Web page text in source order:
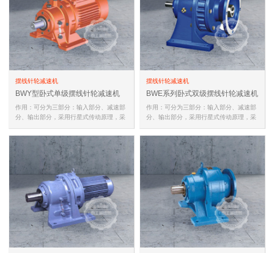
摆线针轮减速机
BWY型卧式单级摆线针轮减速机
作用：可分为三部分：输入部分、减速部
分、输出部分，采用行星式传动原理，采
摆线针轮减速机
BWE系列卧式双级摆线针轮减速机
作用：可分为三部分：输入部分、减速部
分、输出部分，采用行星式传动原理，采